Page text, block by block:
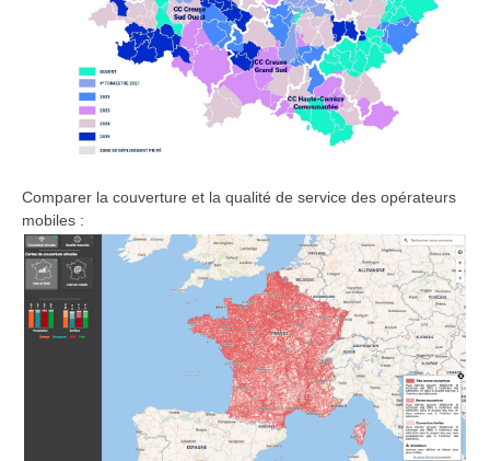
Comparer la couverture et la qualité de service des opérateurs
mobiles :